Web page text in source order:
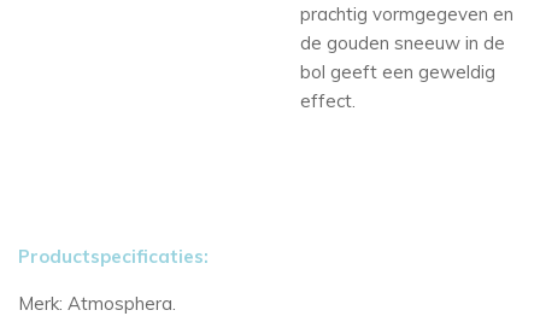
prachtig vormgegeven en
de gouden sneeuw in de
bol geeft een geweldig
effect.
Productspecificaties:
Merk: Atmosphera.